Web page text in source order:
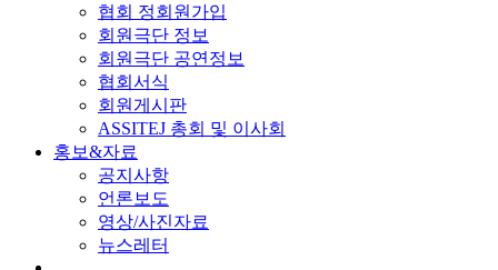
협회 정회원가입
회원극단 정보
회원극단 공연정보
협회서식
회원게시판
ASSITEJ 총회 및 이사회
홍보&자료
공지사항
언론보도
영상/사진자료
뉴스레터